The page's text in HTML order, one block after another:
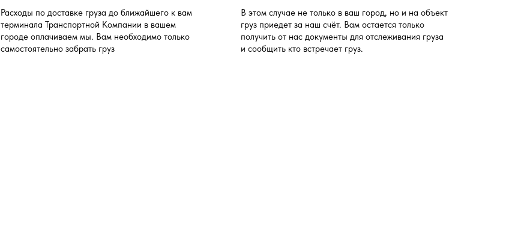
В этом случае не только в ваш город, но и на объект
груз приедет за наш счёт. Вам остается только
получить от нас документы для отслеживания груза
и сообщить кто встречает груз.
Расходы по доставке груза до ближайшего к вам
терминала Транспортной Компании в вашем
городе оплачиваем мы. Вам необходимо только
самостоятельно забрать груз